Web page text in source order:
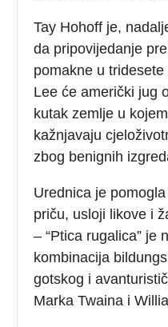
Tay Hohoff je,
da pripovijedanje
pomakne u
Lee će američki jug
kutak zemlje u
kažnjavaju
zbog benignih
Urednica je
priču, usloji likove i
– “Ptica rugalica” je
kombinacija
gotskog i
Marka Twaina i